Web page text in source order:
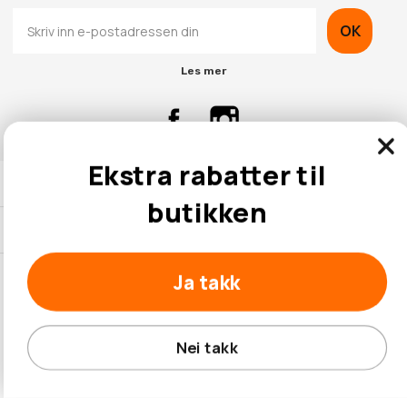
OK
Les mer
Kontaktinformasjon
© 2026 Hobbybox.no
Ekstra rabatter til
butikken
Ja takk
Nei takk